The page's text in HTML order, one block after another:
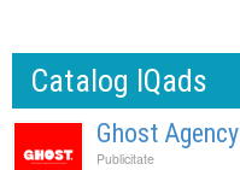
Catalog IQads
Ghost Agency
Publicitate